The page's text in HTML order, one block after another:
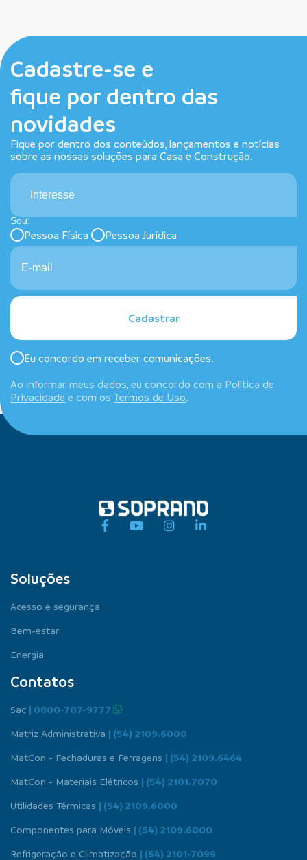
Cadastre-se e
fique por dentro das
novidades
Fique por dentro dos conteúdos, lançamentos e notícias
sobre as nossas soluções para Casa e Construção.
Interesse
Sou:
Pessoa Física Pessoa Jurídica
Cadastrar
Eu concordo em receber comunicações.
Ao informar meus dados, eu concordo com a Política de
Privacidade e com os Termos de Uso.
Soluções
Acesso e segurança
Bem-estar
Energia
Contatos
Sac | 0800-707-9777
Matriz Administrativa | (54) 2109.6000
MatCon - Fechaduras e Ferragens | (54) 2109.6464
MatCon - Materiais Elétricos | (54) 2101.7070
Utilidades Térmicas | (54) 2109.6000
Componentes para Móveis | (54) 2109.6000
Refrigeração e Climatização | (54) 2101-7099